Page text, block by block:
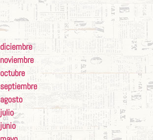
diciembre
noviembre
octubre
septiembre
agosto
julio
junio